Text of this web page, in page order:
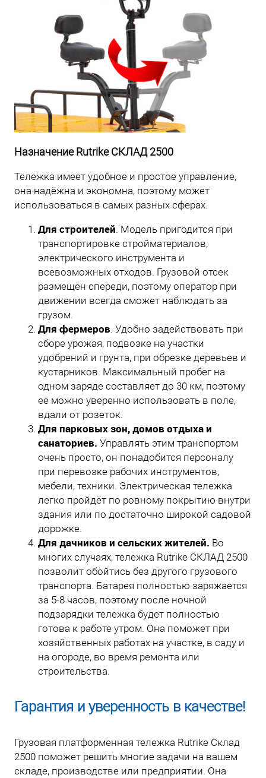
Назначение Rutrike СКЛАД 2500
Тележка имеет удобное и простое управление,
она надёжна и экономна, поэтому может
использоваться в самых разных сферах.
Для строителей. Модель пригодится при
транспортировке стройматериалов,
электрического инструмента и
всевозможных отходов. Грузовой отсек
размещён спереди, поэтому оператор при
движении всегда сможет наблюдать за
грузом.
Для фермеров. Удобно задействовать при
сборе урожая, подвозке на участки
удобрений и грунта, при обрезке деревьев и
кустарников. Максимальный пробег на
одном заряде составляет до 30 км, поэтому
её можно уверенно использовать в поле,
вдали от розеток.
Для парковых зон, домов отдыха и
санаториев. Управлять этим транспортом
очень просто, он понадобится персоналу
при перевозке рабочих инструментов,
мебели, техники. Электрическая тележка
легко пройдёт по ровному покрытию внутри
здания или по достаточно широкой садовой
дорожке.
Для дачников и сельских жителей. Во
многих случаях, тележка Rutrike СКЛАД 2500
позволит обойтись без другого грузового
транспорта. Батарея полностью заряжается
за 5-8 часов, поэтому после ночной
подзарядки тележка будет полностью
готова к работе утром. Она поможет при
хозяйственных работах на участке, в саду и
на огороде, во время ремонта или
строительства.
Гарантия и уверенность в качестве!
Грузовая платформенная тележка Rutrike Склад
2500 поможет решить многие задачи на вашем
складе, производстве или предприятии. Она